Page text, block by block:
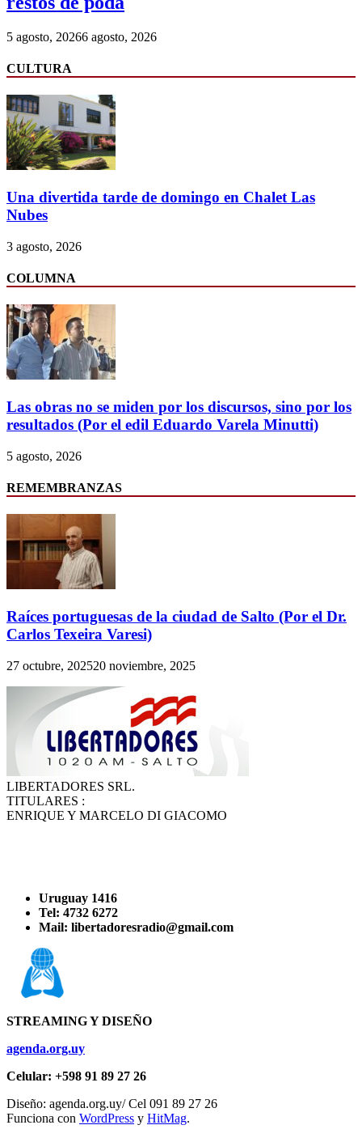
5 agosto, 20266 agosto, 2026
CULTURA
Una divertida tarde de domingo en Chalet Las
Nubes
3 agosto, 2026
COLUMNA
Las obras no se miden por los discursos, sino por los
resultados (Por el edil Eduardo Varela Minutti)
5 agosto, 2026
REMEMBRANZAS
Raíces portuguesas de la ciudad de Salto (Por el Dr.
Carlos Texeira Varesi)
27 octubre, 202520 noviembre, 2025
LIBERTADORES SRL.
TITULARES :
ENRIQUE Y MARCELO DI GIACOMO
Uruguay 1416
Tel: 4732 6272
Mail: libertadoresradio@gmail.com
STREAMING Y DISEÑO
agenda.org.uy
Celular: +598 91 89 27 26
Diseño: agenda.org.uy/ Cel 091 89 27 26
Funciona con WordPress y HitMag.